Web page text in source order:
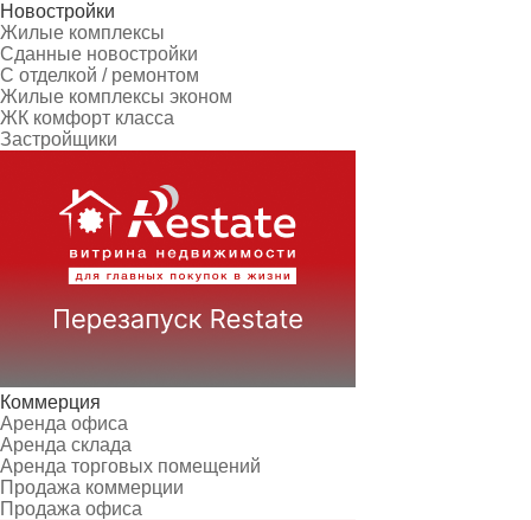
Новостройки
Жилые комплексы
Сданные новостройки
С отделкой / ремонтом
Жилые комплексы эконом
ЖК комфорт класса
Застройщики
Коммерция
Аренда офиса
Аренда склада
Аренда торговых помещений
Продажа коммерции
Продажа офиса